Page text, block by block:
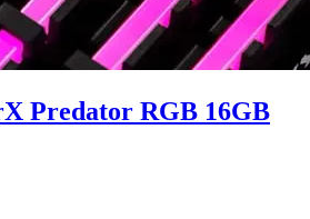
Predator RGB 16GB